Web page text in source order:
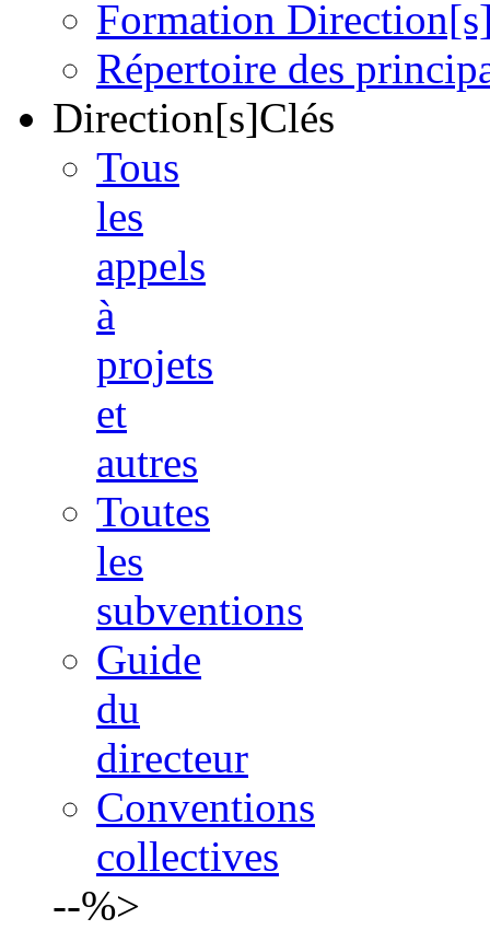
Formation
Répertoire des
Direction[s]Clés
Tous
les
appels
à
projets
et
autres
Toutes
les
subventions
Guide
du
directeur
Conventions
collectives
--%>